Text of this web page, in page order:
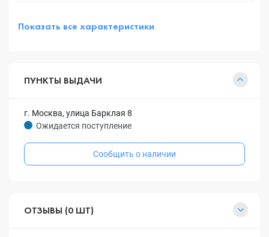
Показать все характеристики
ПУНКТЫ ВЫДАЧИ
г. Москва, улица Барклая 8
Ожидается поступление
Сообщить о наличии
ОТЗЫВЫ (0 ШТ)